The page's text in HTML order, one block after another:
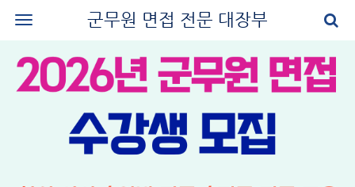
군무원 면접 전문 대장부
로그인
회원가입
나의 강의실